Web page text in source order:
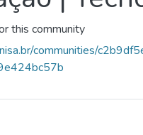
this community
communities/